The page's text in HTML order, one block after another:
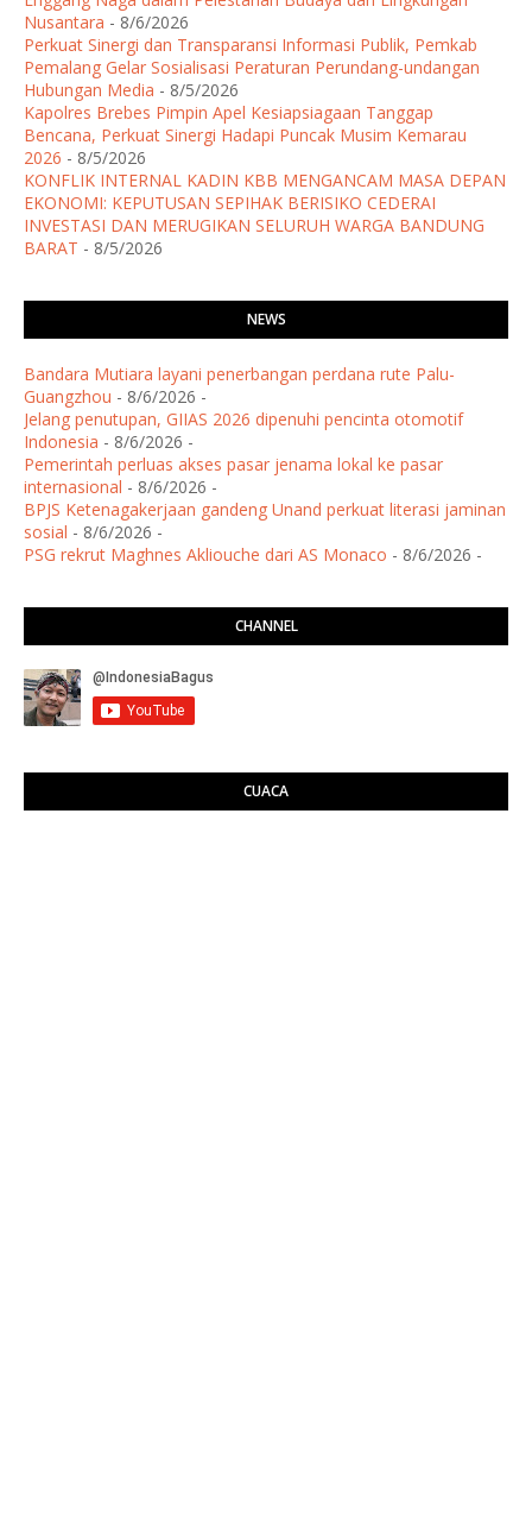
Nusantara - 8/6/2026
Perkuat Sinergi dan Transparansi Informasi Publik, Pemkab
Pemalang Gelar Sosialisasi Peraturan Perundang-undangan
Hubungan Media - 8/5/2026
Kapolres Brebes Pimpin Apel Kesiapsiagaan Tanggap
Bencana, Perkuat Sinergi Hadapi Puncak Musim Kemarau
2026 - 8/5/2026
KONFLIK INTERNAL KADIN KBB MENGANCAM MASA DEPAN
EKONOMI: KEPUTUSAN SEPIHAK BERISIKO CEDERAI
INVESTASI DAN MERUGIKAN SELURUH WARGA BANDUNG
BARAT - 8/5/2026
NEWS
Bandara Mutiara layani penerbangan perdana rute Palu-
Guangzhou - 8/6/2026 -
Jelang penutupan, GIIAS 2026 dipenuhi pencinta otomotif
Indonesia - 8/6/2026 -
Pemerintah perluas akses pasar jenama lokal ke pasar
internasional - 8/6/2026 -
BPJS Ketenagakerjaan gandeng Unand perkuat literasi jaminan
sosial - 8/6/2026 -
PSG rekrut Maghnes Akliouche dari AS Monaco - 8/6/2026 -
CHANNEL
CUACA